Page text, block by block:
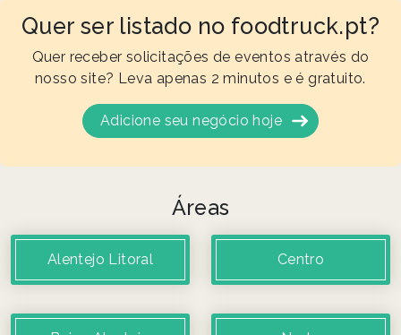
Quer ser listado no foodtruck.pt?
Quer receber solicitações de eventos através do
nosso site? Leva apenas 2 minutos e é gratuito.
Adicione seu negócio hoje
Áreas
Alentejo Litoral Centro